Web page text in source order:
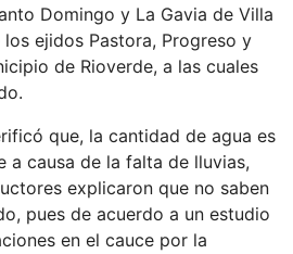
Domingo y La Gavia de Villa
ejidos Pastora, Progreso y
de Rioverde, a las cuales
que, la cantidad de agua es
a causa de la falta de lluvias,
explicaron que no saben
pues de acuerdo a un estudio
en el cauce por la